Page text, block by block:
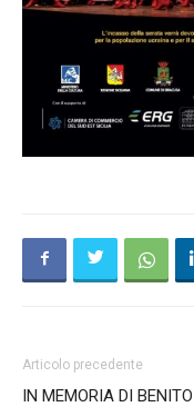
Articolo precedente
IN MEMORIA DI BENITO